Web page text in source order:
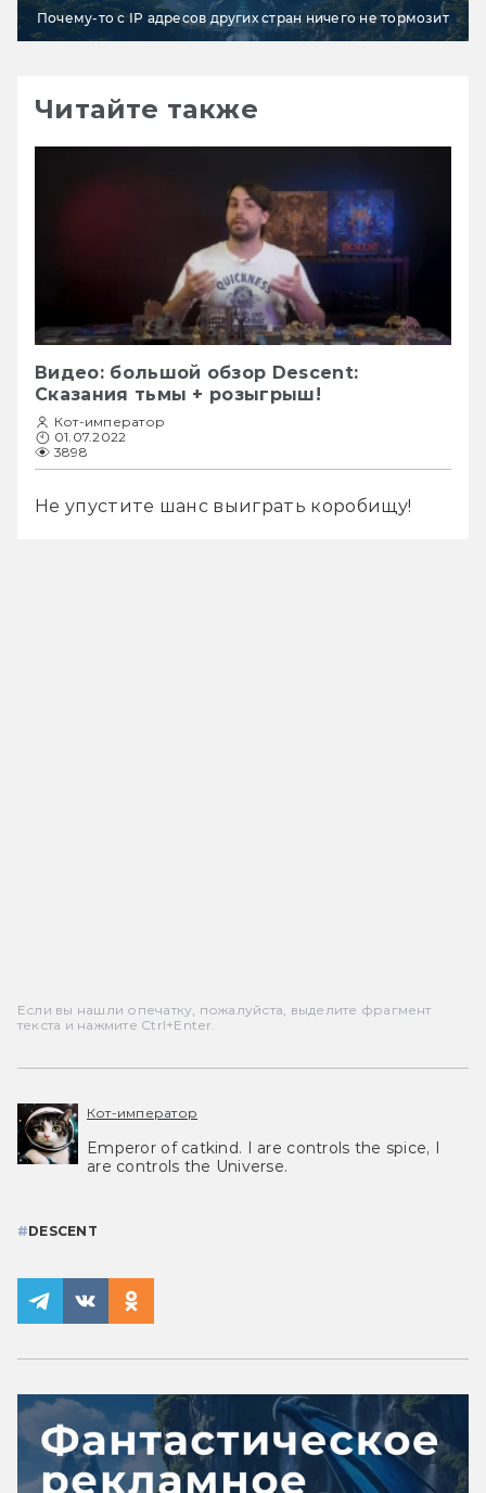
Почему-то с IP адресов других стран ничего не тормозит
Читайте также
Видео: большой обзор Descent:
Сказания тьмы + розыгрыш!
Кот-император
01.07.2022
3898
Не упустите шанс выиграть коробищу!
Если вы нашли опечатку, пожалуйста, выделите фрагмент
текста и нажмите Ctrl+Enter.
Кот-император
Emperor of catkind. I are controls the spice, I
are controls the Universe.
#DESCENT